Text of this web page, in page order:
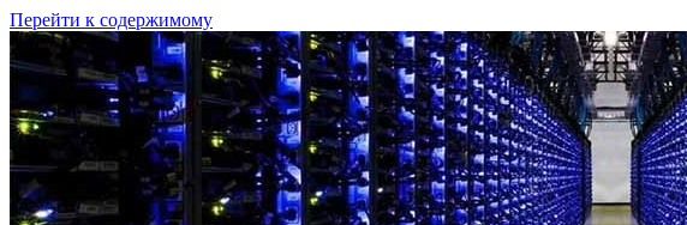
Перейти к содержимому